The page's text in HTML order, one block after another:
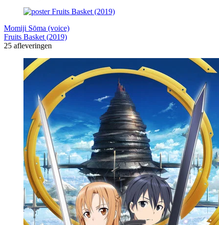
Momiji Sōma (voice)
Fruits Basket (2019)
25 afleveringen